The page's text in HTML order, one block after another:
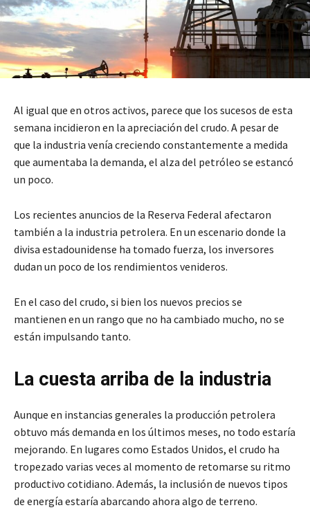
Al igual que en otros activos, parece que los sucesos de esta
semana incidieron en la apreciación del crudo. A pesar de
que la industria venía creciendo constantemente a medida
que aumentaba la demanda, el alza del petróleo se estancó
un poco.
Los recientes anuncios de la Reserva Federal afectaron
también a la industria petrolera. En un escenario donde la
divisa estadounidense ha tomado fuerza, los inversores
dudan un poco de los rendimientos venideros.
En el caso del crudo, si bien los nuevos precios se
mantienen en un rango que no ha cambiado mucho, no se
están impulsando tanto.
La cuesta arriba de la industria
Aunque en instancias generales la producción petrolera
obtuvo más demanda en los últimos meses, no todo estaría
mejorando. En lugares como Estados Unidos, el crudo ha
tropezado varias veces al momento de retomarse su ritmo
productivo cotidiano. Además, la inclusión de nuevos tipos
de energía estaría abarcando ahora algo de terreno.